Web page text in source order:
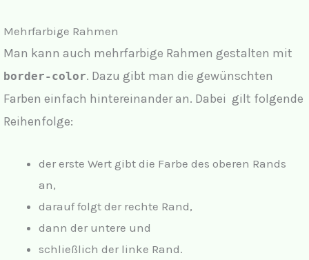
Mehrfarbige Rahmen
Man kann auch mehrfarbige Rahmen gestalten mit
border-color. Dazu gibt man die gewünschten
Farben einfach hintereinander an. Dabei gilt folgende
Reihenfolge:
der erste Wert gibt die Farbe des oberen Rands
an,
darauf folgt der rechte Rand,
dann der untere und
schließlich der linke Rand.